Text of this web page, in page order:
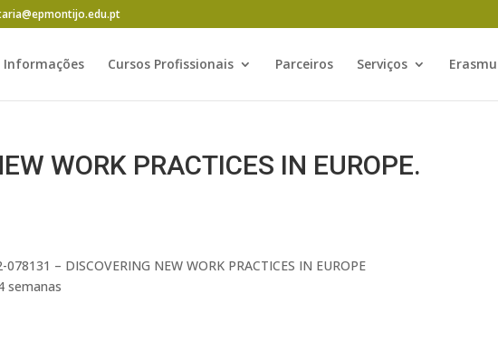
Informações Cursos Profissionais Parceiros Serviços
WORK PRACTICES IN EUROPE.
– DISCOVERING NEW WORK PRACTICES IN EUROPE
semanas